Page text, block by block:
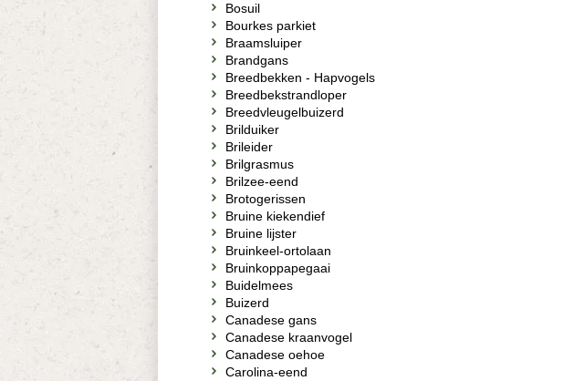
Bosuil
Bourkes parkiet
Braamsluiper
Brandgans
Breedbekken - Hapvogels
Breedbekstrandloper
Breedvleugelbuizerd
Brilduiker
Brileider
Brilgrasmus
Brilzee-eend
Brotogerissen
Bruine kiekendief
Bruine lijster
Bruinkeel-ortolaan
Bruinkoppapegaai
Buidelmees
Buizerd
Canadese gans
Canadese kraanvogel
Canadese oehoe
Carolina-eend